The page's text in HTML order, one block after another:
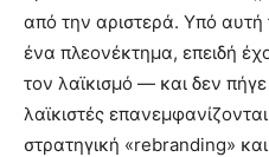
από την αριστερά. Υπό αυτή
ένα πλεονέκτημα, επειδή
τον λαϊκισμό — και δεν
λαϊκιστές
στρατηγική «rebranding»